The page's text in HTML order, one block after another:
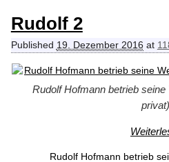
Rudolf 2
Published 19. Dezember 2016 at
Rudolf Hofmann betrieb
Rudolf Hofmann betrieb